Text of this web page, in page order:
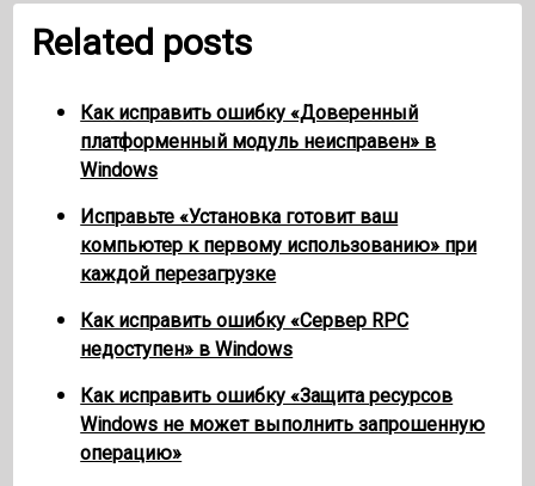
Related posts
Как исправить ошибку «Доверенный
платформенный модуль неисправен» в
Windows
Исправьте «Установка готовит ваш
компьютер к первому использованию» при
каждой перезагрузке
Как исправить ошибку «Сервер RPC
недоступен» в Windows
Как исправить ошибку «Защита ресурсов
Windows не может выполнить запрошенную
операцию»